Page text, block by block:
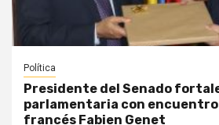
Política
Presidente del Senado
parlamentaria con encuentro
francés Fabien Genet